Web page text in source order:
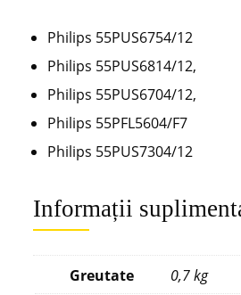
Philips 55PUS6754/12
Philips 55PUS6814/12,
Philips 55PUS6704/12,
Philips 55PFL5604/F7
Philips 55PUS7304/12
Informații
Greutate
0,7 kg